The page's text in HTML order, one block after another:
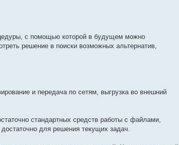
с помощью которой в будущем можно
решение в поиски возможных альтернатив,
и передача по сетям, выгрузка во внешний
стандартных средств работы с файлами,
для решения текущих задач.